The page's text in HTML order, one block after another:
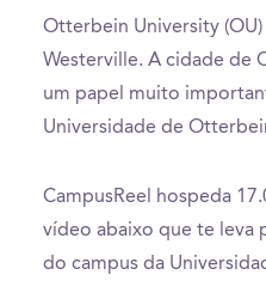
Otterbein University (OU)
Westerville. A cidade de
um papel muito
Universidade de
CampusReel hospeda
vídeo abaixo que te leva
do campus da